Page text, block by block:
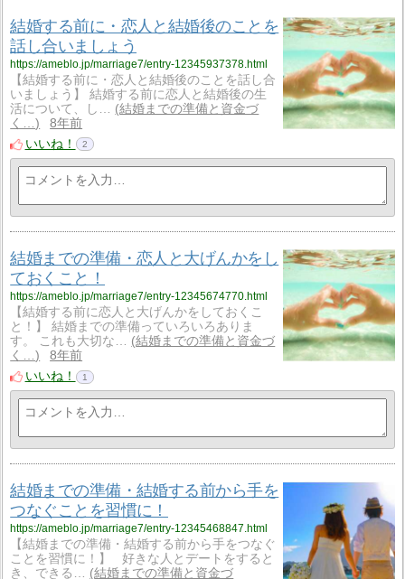
結婚する前に・恋人と結婚後のことを
話し合いましょう
https://ameblo.jp/marriage7/entry-12345937378.html
【結婚する前に・恋人と結婚後のことを話し合
いましょう】 結婚する前に恋人と結婚後の生
活について、し…
結婚までの準備と資金づ
く…
8年前
いいね！
2
結婚までの準備・恋人と大げんかをし
ておくこと！
https://ameblo.jp/marriage7/entry-12345674770.html
【結婚する前に恋人と大げんかをしておくこ
と！】 結婚までの準備っていろいろありま
す。 これも大切な…
結婚までの準備と資金づ
く…
8年前
いいね！
1
結婚までの準備・結婚する前から手を
つなぐことを習慣に！
https://ameblo.jp/marriage7/entry-12345468847.html
【結婚までの準備・結婚する前から手をつなぐ
ことを習慣に！】 好きな人とデートをすると
き、できる…
結婚までの準備と資金づ